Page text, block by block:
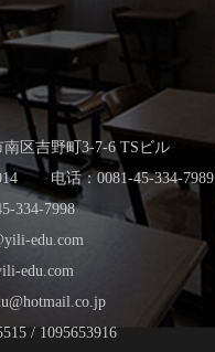
区吉野町3-7-6 TSビル
电话：0081-45-334-7989
334-7998
edu.com
edu.com
/ 1095653916